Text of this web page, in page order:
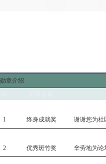
勋章介绍
1 终身成就奖 谢谢您为社
2 优秀斑竹奖 辛劳地为论